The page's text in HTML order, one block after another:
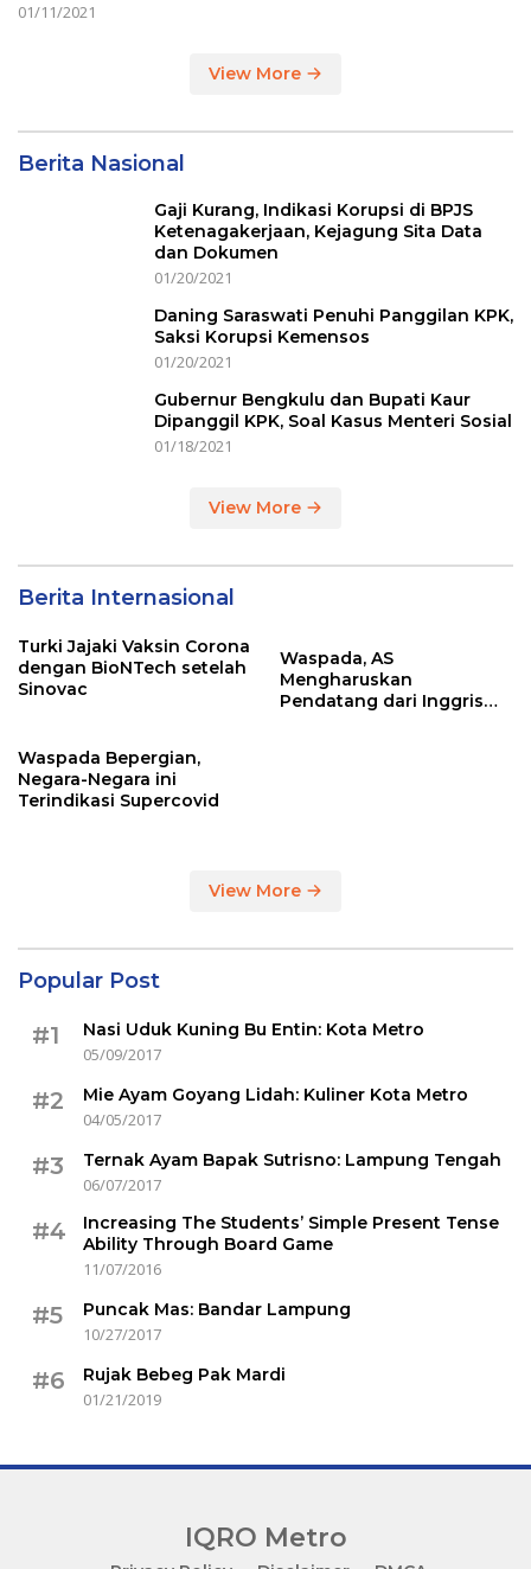
01/11/2021
View More
Berita Nasional
Gaji Kurang, Indikasi Korupsi di BPJS
Ketenagakerjaan, Kejagung Sita Data
dan Dokumen
01/20/2021
Daning Saraswati Penuhi Panggilan KPK,
Saksi Korupsi Kemensos
01/20/2021
Gubernur Bengkulu dan Bupati Kaur
Dipanggil KPK, Soal Kasus Menteri Sosial
01/18/2021
View More
Berita Internasional
Turki Jajaki Vaksin Corona
dengan BioNTech setelah
Sinovac
Waspada, AS
Mengharuskan
Pendatang dari Inggris
Waspada Bepergian,
Negara-Negara ini
Terindikasi Supercovid
View More
Popular Post
#1
Nasi Uduk Kuning Bu Entin: Kota Metro
05/09/2017
#2
Mie Ayam Goyang Lidah: Kuliner Kota Metro
04/05/2017
#3
Ternak Ayam Bapak Sutrisno: Lampung Tengah
06/07/2017
#4
Increasing The Students’ Simple Present Tense
Ability Through Board Game
11/07/2016
#5
Puncak Mas: Bandar Lampung
10/27/2017
#6
Rujak Bebeg Pak Mardi
01/21/2019
IQRO Metro